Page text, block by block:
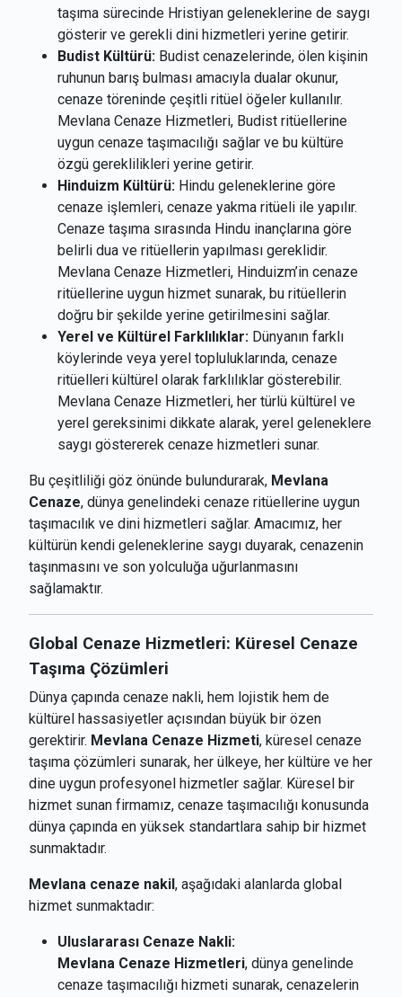
taşıma sürecinde Hristiyan geleneklerine de saygı
gösterir ve gerekli dini hizmetleri yerine getirir.
Budist Kültürü: Budist cenazelerinde, ölen kişinin
ruhunun barış bulması amacıyla dualar okunur,
cenaze töreninde çeşitli ritüel öğeler kullanılır.
Mevlana Cenaze Hizmetleri, Budist ritüellerine
uygun cenaze taşımacılığı sağlar ve bu kültüre
özgü gereklilikleri yerine getirir.
Hinduizm Kültürü: Hindu geleneklerine göre
cenaze işlemleri, cenaze yakma ritüeli ile yapılır.
Cenaze taşıma sırasında Hindu inançlarına göre
belirli dua ve ritüellerin yapılması gereklidir.
Mevlana Cenaze Hizmetleri, Hinduizm’in cenaze
ritüellerine uygun hizmet sunarak, bu ritüellerin
doğru bir şekilde yerine getirilmesini sağlar.
Yerel ve Kültürel Farklılıklar: Dünyanın farklı
köylerinde veya yerel topluluklarında, cenaze
ritüelleri kültürel olarak farklılıklar gösterebilir.
Mevlana Cenaze Hizmetleri, her türlü kültürel ve
yerel gereksinimi dikkate alarak, yerel geleneklere
saygı göstererek cenaze hizmetleri sunar.
Bu çeşitliliği göz önünde bulundurarak, Mevlana
Cenaze, dünya genelindeki cenaze ritüellerine uygun
taşımacılık ve dini hizmetleri sağlar. Amacımız, her
kültürün kendi geleneklerine saygı duyarak, cenazenin
taşınmasını ve son yolculuğa uğurlanmasını
sağlamaktır.
Global Cenaze Hizmetleri: Küresel Cenaze
Taşıma Çözümleri
Dünya çapında cenaze nakli, hem lojistik hem de
kültürel hassasiyetler açısından büyük bir özen
gerektirir. Mevlana Cenaze Hizmeti, küresel cenaze
taşıma çözümleri sunarak, her ülkeye, her kültüre ve her
dine uygun profesyonel hizmetler sağlar. Küresel bir
hizmet sunan firmamız, cenaze taşımacılığı konusunda
dünya çapında en yüksek standartlara sahip bir hizmet
sunmaktadır.
Mevlana cenaze nakil , aşağıdaki alanlarda global
hizmet sunmaktadır:
Uluslararası Cenaze Nakli:
Mevlana Cenaze Hizmetleri, dünya genelinde
cenaze taşımacılığı hizmeti sunarak, cenazelerin